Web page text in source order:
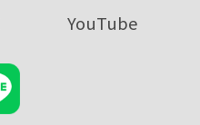
YouTube